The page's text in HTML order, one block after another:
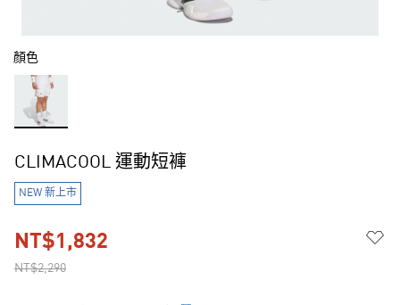
顏色
CLIMACOOL 運動短褲
NEW 新上市
NT$2,290
NT$1,832